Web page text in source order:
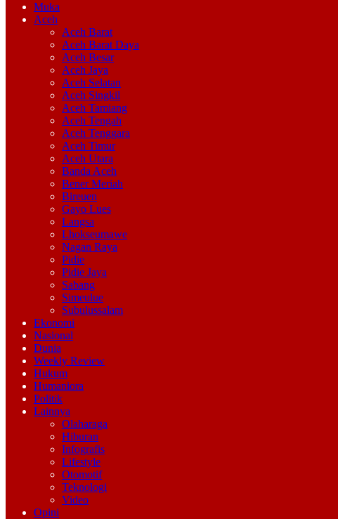
Muka
Aceh
Aceh Barat
Aceh Barat Daya
Aceh Besar
Aceh Jaya
Aceh Selatan
Aceh Singkil
Aceh Tamiang
Aceh Tengah
Aceh Tenggara
Aceh Timur
Aceh Utara
Banda Aceh
Bener Meriah
Bireuen
Gayo Lues
Langsa
Lhokseumawe
Nagan Raya
Pidie
Pidie Jaya
Sabang
Simeulue
Subulussalam
Ekonomi
Nasional
Dunia
Weekly Review
Hukum
Humaniora
Politik
Lainnya
Olaharaga
Hiburan
Infografis
Lifestyle
Otomotif
Teknologi
Video
Opini